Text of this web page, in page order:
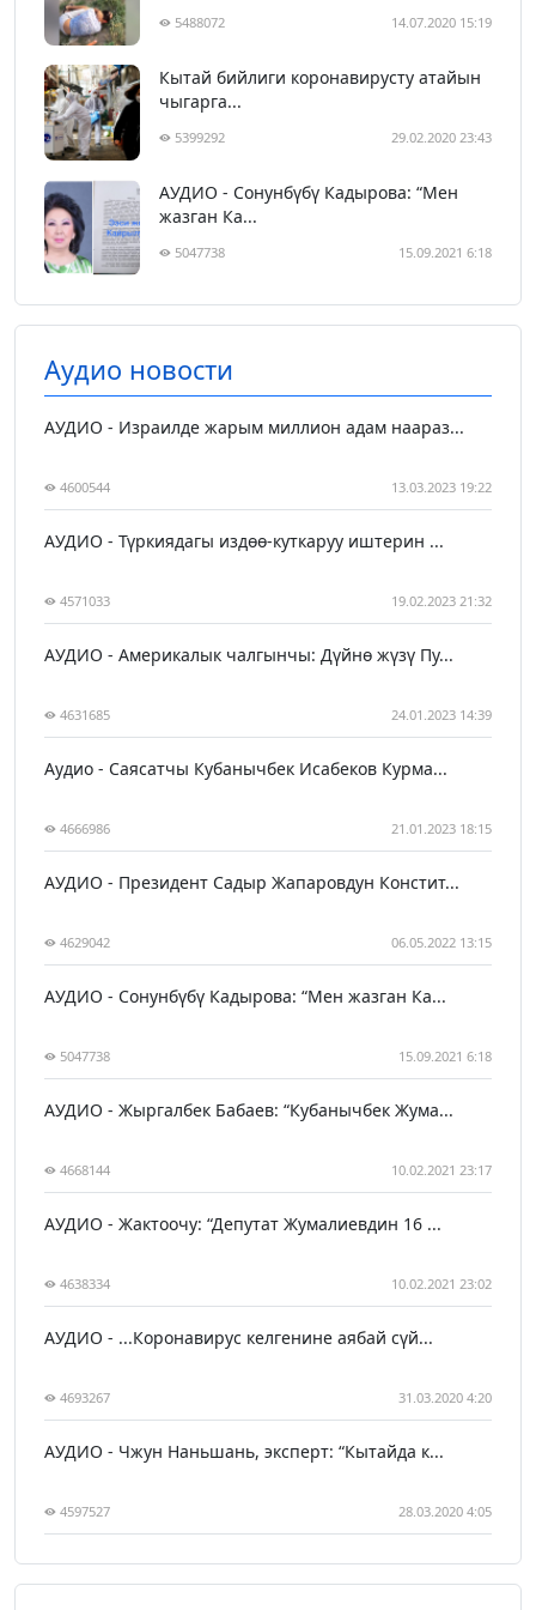
5488072 14.07.2020 15:19
Кытай бийлиги коронавирусту атайын
чыгарга...
5399292 29.02.2020 23:43
АУДИО - Сонунбүбү Кадырова: “Мен
жазган Ка...
5047738 15.09.2021 6:18
Аудио новости
АУДИО - Израилде жарым миллион адам наараз...
4600544 13.03.2023 19:22
АУДИО - Түркиядагы издөө-куткаруу иштерин ...
4571033 19.02.2023 21:32
АУДИО - Америкалык чалгынчы: Дүйнө жүзү Пу...
4631685 24.01.2023 14:39
Аудио - Саясатчы Кубанычбек Исабеков Курма...
4666986 21.01.2023 18:15
АУДИО - Президент Садыр Жапаровдун Констит...
4629042 06.05.2022 13:15
АУДИО - Сонунбүбү Кадырова: “Мен жазган Ка...
5047738 15.09.2021 6:18
АУДИО - Жыргалбек Бабаев: “Кубанычбек Жума...
4668144 10.02.2021 23:17
АУДИО - Жактоочу: “Депутат Жумалиевдин 16 ...
4638334 10.02.2021 23:02
АУДИО - ...Коронавирус келгенине аябай сүй...
4693267 31.03.2020 4:20
АУДИО - Чжун Наньшань, эксперт: “Кытайда к...
4597527 28.03.2020 4:05